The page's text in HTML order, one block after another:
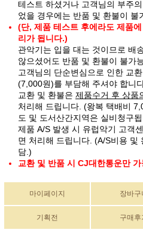
테스트 하셨거나 고객님의 부주
었을 경우에는 반품 및 환불이 불
(단, 제품 테스트 후에라도 제품
리가 됩니다.)
관악기는 입을 대는 것이므로 배
않으셨어도 반품 및 환불이 불가
고객님의 단순변심으로 인한 교
(7,000원)를 부담해 주셔야 합니
교환 및 환불은 제품수거 후 상품
처리해 드립니다. (왕복 택배비
도 및 도서산간지역은 실비청구
제품 A/S 발생 시 유럽악기 고객
면 처리해 드립니다. (A/S비용 및
담.)
교환 및 반품 시 CJ대한통운만 가
마이페이지 장바구
기획전 구매후